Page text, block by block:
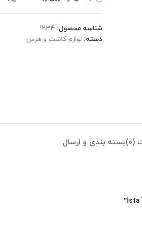
شناسه محصول: 1234
دسته: لوازم کاشت و هرس
(0) بسته بندی و ارسال